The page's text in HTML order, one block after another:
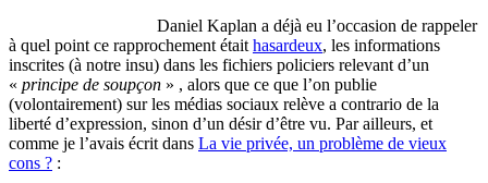
Daniel Kaplan a déjà eu l’occasion de rappeler
à quel point ce rapprochement était hasardeux, les informations
inscrites (à notre insu) dans les fichiers policiers relevant d’un
« principe de soupçon » , alors que ce que l’on publie
(volontairement) sur les médias sociaux relève a contrario de la
liberté d’expression, sinon d’un désir d’être vu. Par ailleurs, et
comme je l’avais écrit dans La vie privée, un problème de vieux
cons ? :